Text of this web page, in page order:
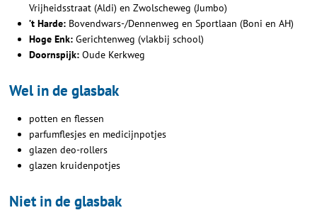
Vrijheidsstraat (Aldi) en Zwolscheweg (Jumbo)
’t Harde: Bovendwars-/Dennenweg en Sportlaan (Boni en AH)
Hoge Enk: Gerichtenweg (vlakbij school)
Doornspijk: Oude Kerkweg
Wel in de glasbak
potten en flessen
parfumflesjes en medicijnpotjes
glazen deo-rollers
glazen kruidenpotjes
Niet in de glasbak